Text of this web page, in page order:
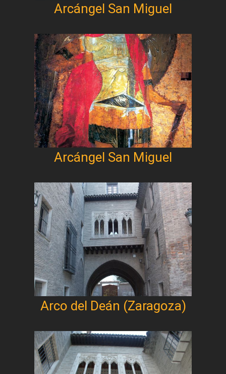
Arcángel San Miguel
Arcángel San Miguel
Arco del Deán (Zaragoza)